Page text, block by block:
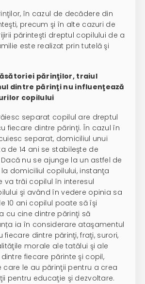
în cazul de decădere din
precum şi în alte cazuri de
părinteşti dreptul copilului de a
este realizat prin tutelă şi
părinţilor, traiul
dintre părinţi nu influenţează
copilului
separat copilul are dreptul
fiecare dintre părinţi. În cazul în
separat, domiciliul unui
de 14 ani se stabileşte de
nu se ajunge la un astfel de
domiciliul copilului, instanţa
va trăi copilul în interesul
şi având în vedere opinia sa
10 ani copilul poate să îşi
cu cine dintre părinţi să
ia în considerare ataşamentul
fiecare dintre părinţi, fraţi, surori,
morale ale tatălui şi ale
fiecare părinte şi copil,
care le au părinţii pentru a crea
pentru educaţie şi dezvoltare.